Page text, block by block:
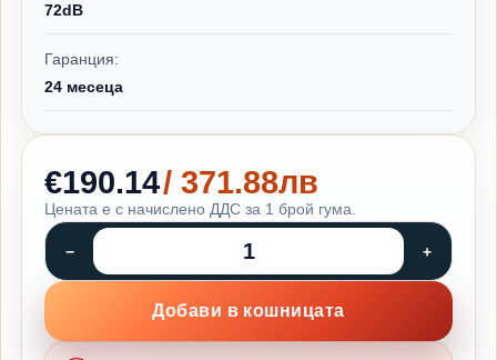
72dB
Гаранция:
24 месеца
€190.14/ 371.88лв
Цената е с начислено ДДС за 1 брой гума.
Добави в кошницата